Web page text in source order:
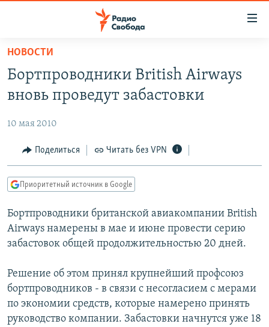
упрощенного
доступа
основному
Вернутся
главной
навигации
Вернутся
поиску
ПОДКАСТЫ
АВТОРСКИЕ ПРОЕКТЫ
ЦИТАТЫ СВОБОДЫ
МНЕНИЯ
IDEL.РЕАЛИИ
КАВКАЗ.РЕАЛИИ
СЕВЕР.РЕАЛИИ
РАСПИСАНИЕ ВЕЩАНИЯ
ПОДПИШИТЕСЬ НА РАССЫЛКУ
НОВОСТИ
Бортпроводники British Airways
вновь проведут забастовки
10 мая 2010
Поделиться Читать без VPN
Приоритетный источник в Google
Бортпроводники британской авиакомпании British
Airways намерены в мае и июне провести серию
забастовок общей продолжительностью 20 дней.
Решение об этом принял крупнейший профсоюз
бортпроводников - в связи с несогласием с мерами
по экономии средств, которые намерено принять
руководство компании. Забастовки начнутся уже 18